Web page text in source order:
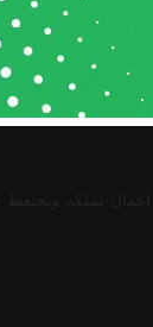
تملكه وتحتفظ